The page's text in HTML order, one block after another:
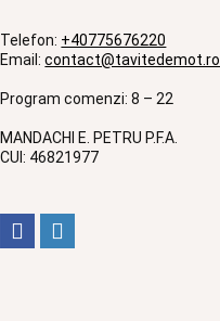
Telefon: +40775676220
Email:contact@tavitedemot.ro
Program comenzi: 8 – 22
MANDACHI E. PETRU P.F.A.
CUI: 46821977